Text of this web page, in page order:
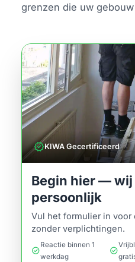
grenzen die uw
verifiedKIWA Gecertificeerd
Begin hier — wij
persoonlijk
Vul het formulier in voor
zonder verplichtingen.
check_circle
Reactie binnen 1
werkdag
check_circle